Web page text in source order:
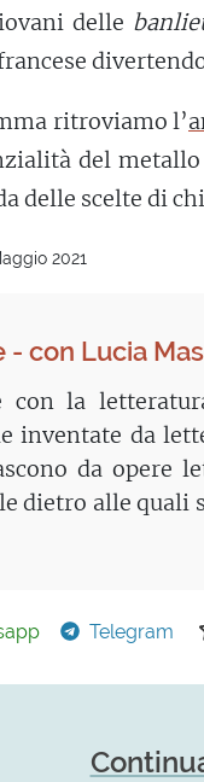
delle
ritroviamo l’
del
delle scelte di
2021
- con Lucia
con la
inventate da
da opere
dietro alle quali
Telegram